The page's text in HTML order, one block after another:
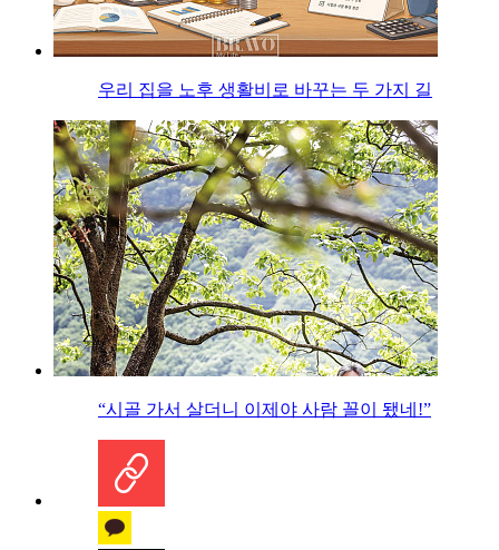
우리 집을 노후 생활비로 바꾸는 두 가지 길
“시골 가서 살더니 이제야 사람 꼴이 됐네!”